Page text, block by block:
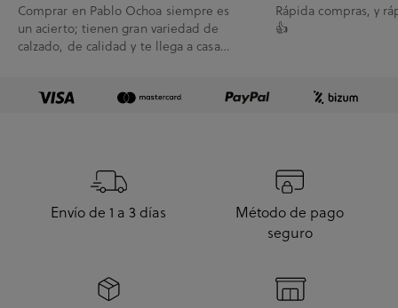
Comprar en Pablo Ochoa siempre es
un acierto; tienen gran variedad de
calzado, de calidad y te llega a casa
Rápida compras, y
👍
Envío de 1 a 3 días
Método de pago
seguro